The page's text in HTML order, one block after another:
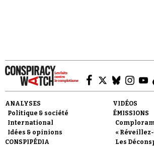
Faire un don
ANALYSES
Politique & société
International
Idées & opinions
CONSPIPÉDIA
VIDÉOS
ÉMISSIONS
« Réveillez-
Les